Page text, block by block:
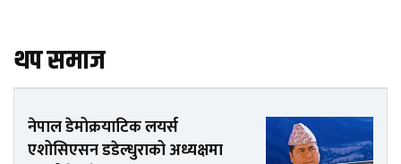
थप समाज
नेपाल डेमोक्रयाटिक लयर्स
एशोसिएसन डडेल्धुराको अध्यक्षमा